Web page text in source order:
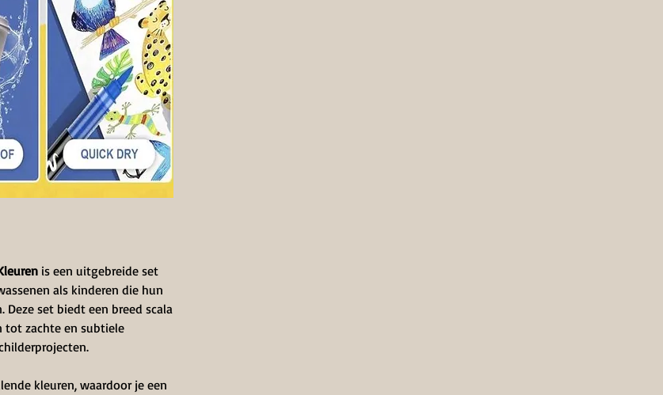
is een uitgebreide set
als kinderen die hun
set biedt een breed scala
tot zachte en subtiele
kleuren, waardoor je een